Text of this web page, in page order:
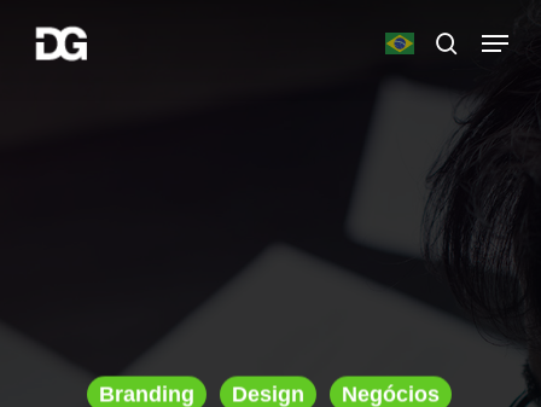
main
search
Menu
Branding Design Negócios